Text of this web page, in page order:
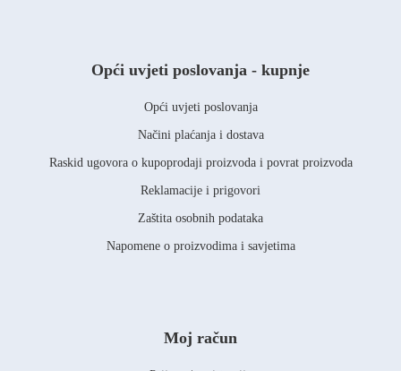
Opći uvjeti poslovanja - kupnje
Opći uvjeti poslovanja
Načini plaćanja i dostava
Raskid ugovora o kupoprodaji proizvoda i povrat proizvoda
Reklamacije i prigovori
Zaštita osobnih podataka
Napomene o proizvodima i savjetima
Moj račun